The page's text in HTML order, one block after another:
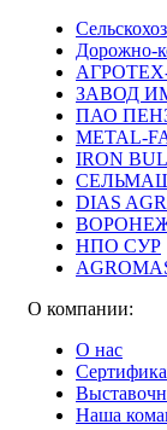
Дорожно-
ЗАВОД
ПАО
METAL-
IRON
DIAS
НПО СУР
О компании:
О нас
Наша